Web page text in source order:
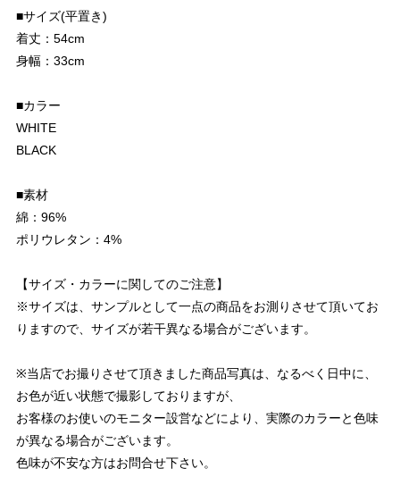
■サイズ(平置き)
着丈：54cm
身幅：33cm
■カラー
WHITE
BLACK
■素材
綿：96%
ポリウレタン：4%
【サイズ・カラーに関してのご注意】
※サイズは、サンプルとして一点の商品をお測りさせて頂いてお
りますので、サイズが若干異なる場合がございます。
※当店でお撮りさせて頂きました商品写真は、なるべく日中に、
お色が近い状態で撮影しておりますが、
お客様のお使いのモニター設営などにより、実際のカラーと色味
が異なる場合がございます。
色味が不安な方はお問合せ下さい。